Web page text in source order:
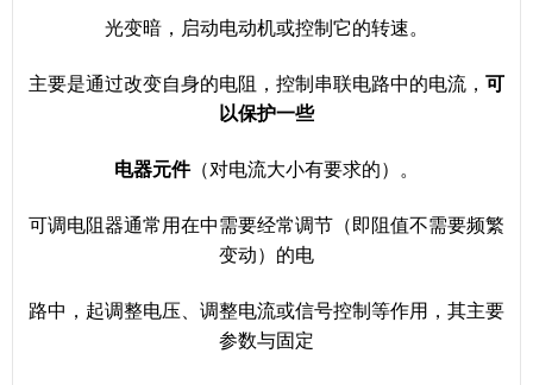
光变暗，启动电动机或控制它的转速。
主要是通过改变自身的电阻，控制串联电路中的电流， 可
以保护一些
电器元件（对电流大小有要求的）。
可调电阻器通常用在中需要经常调节（即阻值不需要频繁
变动）的电
路中，起调整电压、调整电流或信号控制等作用，其主要
参数与固定